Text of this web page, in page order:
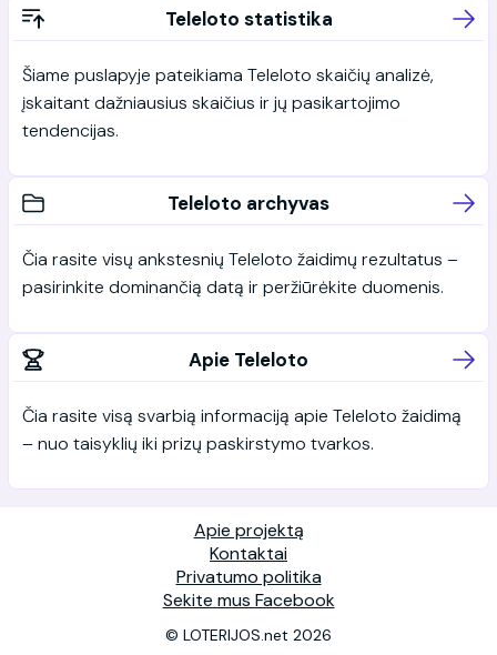
Teleloto statistika
Šiame puslapyje pateikiama Teleloto skaičių analizė,
įskaitant dažniausius skaičius ir jų pasikartojimo
tendencijas.
Teleloto archyvas
Čia rasite visų ankstesnių Teleloto žaidimų rezultatus –
pasirinkite dominančią datą ir peržiūrėkite duomenis.
Apie Teleloto
Čia rasite visą svarbią informaciją apie Teleloto žaidimą
– nuo taisyklių iki prizų paskirstymo tvarkos.
Apie projektą
Kontaktai
Privatumo politika
Sekite mus Facebook
© LOTERIJOS.net 2026